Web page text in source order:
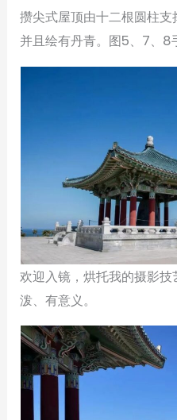
攒尖式屋顶由十二根圆柱支
并且绘有丹青。图5、7、8
欢迎入镜，烘托我的摄影
泼、有意义。